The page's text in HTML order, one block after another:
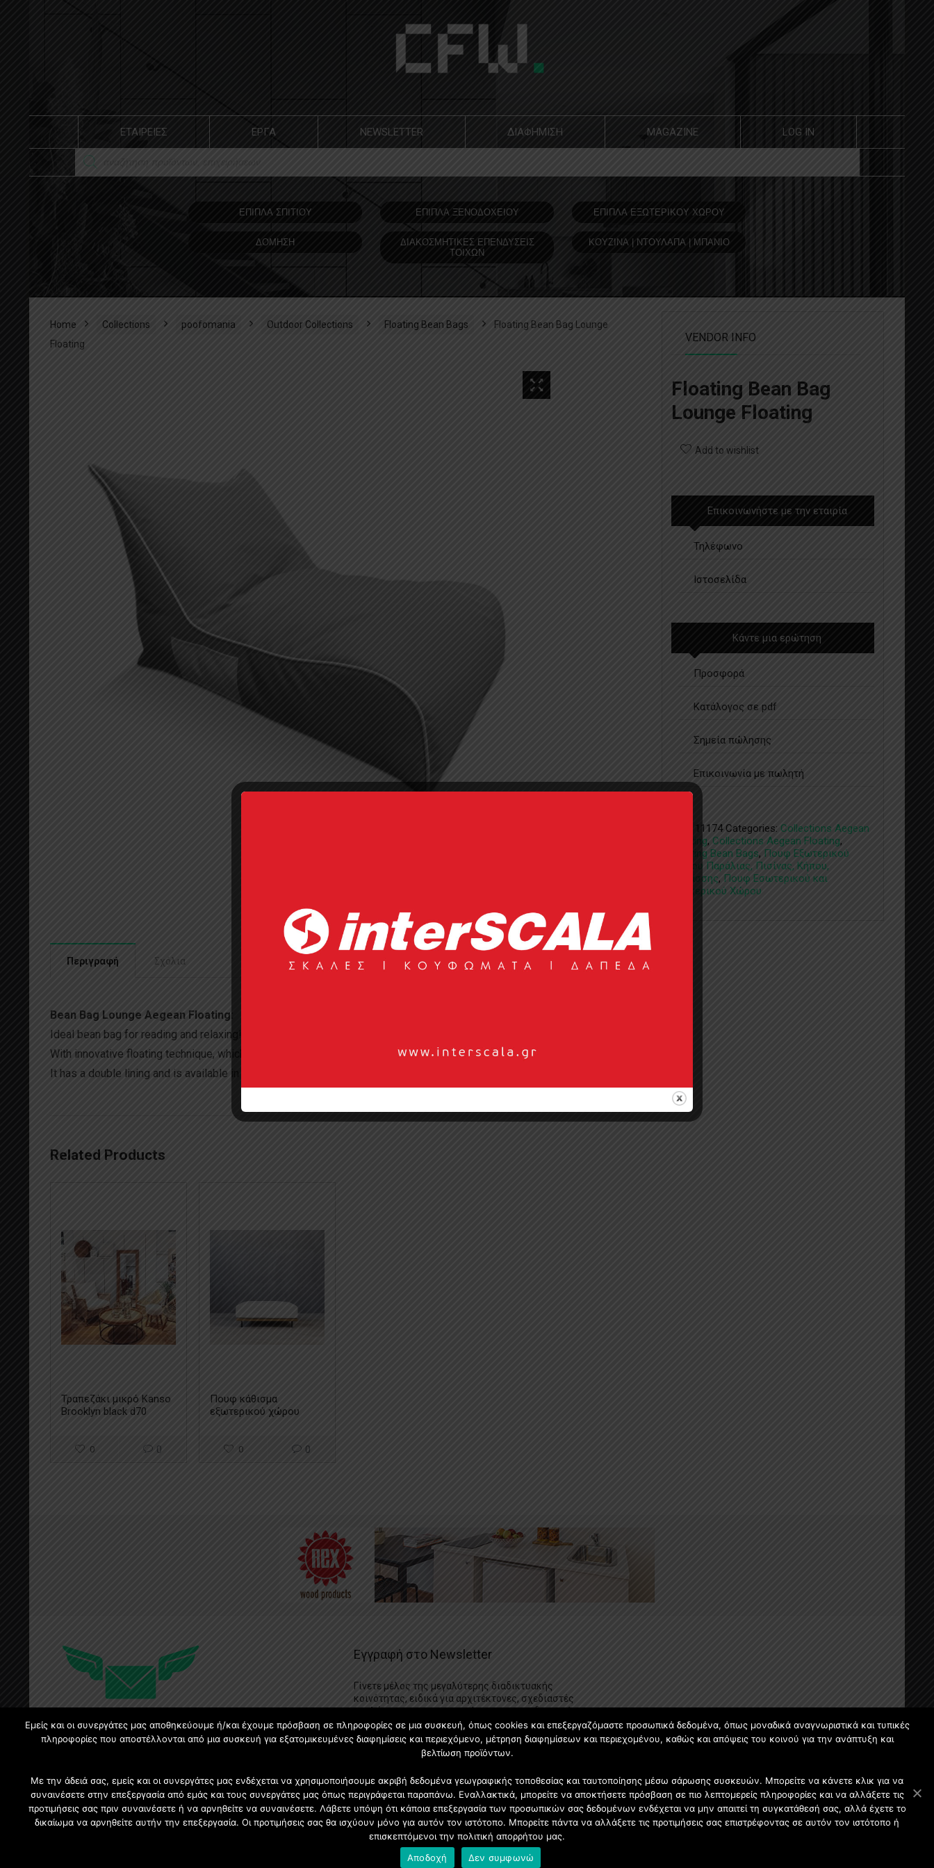
ΕΤΑΙΡΕΙΕΣ ΕΡΓΑ NEWSLETTER ΔΙΑΦΗΜΙΣΗ MAGAZINE LOG IN
ΕΠΙΠΛΑ ΣΠΙΤΙΟΥ ΕΠΙΠΛΑ ΞΕΝΟΔOΧΕΙΟΥ ΕΠΙΠΛΑ ΕΞΩΤΕΡΙΚΟΥ ΧΩΡΟΥ
ΔΟΜΗΣΗ
ΔΙΑΚΟΣΜΗΤΙΚΕΣ ΕΠΕΝΔΥΣΕΙΣ
ΤΟΙΧΩΝ
ΚΟΥΖΙΝΑ | ΝΤΟΥΛΑΠΑ | ΜΠΑΝΙΟ
Home Collections poofomania Outdoor Collections Floating Bean Bags
Floating Bean Bag Lounge
Floating
Περιγραφή Σχόλια
Bean Bag Lounge Aegean Floating:
Ideal bean bag for reading and relaxing! It has a pocket so you do not have to get up..
With innovative floating technique, which makes it ideal for endless hours of relaxation and sunbathing in the water!
It has a double lining and is available in a variety of colors.
Related Products
Τραπεζάκι μικρό Kanso
Brooklyn black d70
0 0
Πουφ κάθισμα
εξωτερικού χώρου
0 0
VENDOR INFO
Floating Bean Bag
Lounge Floating
Add to wishlist
Επικοινωνήστε με την εταιρία
Τηλέφωνο
Ιστοσελίδα
Κάντε μια ερώτηση
Προσφορά
Κατάλογος σε pdf
Σημεία πώλησης
Επικοινωνία με πωλητή
11174 Categories: Collections Aegean
Floating, Collections Aegean Floating,
Floating Bean Bags, Πουφ Εξωτερικού
Χώρου Παράλιας, Πισίνας, Κήπου,
Θαλάσσης, Πουφ Εσωτερικού και
Εξωτερικού Χώρου
Εγγραφή στο Newsletter
Γίνετε μέλος της μεγαλύτερης διαδικτυακής
κοινότητας, ειδικά για αρχιτέκτονες, σχεδιαστές
και λάτρεις της κατασκευής και του σχεδιασμού
επίπλων.
Διαφήμιση Επικοινωνία
Εμείς και οι συνεργάτες μας αποθηκεύουμε ή/και έχουμε πρόσβαση σε πληροφορίες σε μια συσκευή, όπως cookies και επεξεργαζόμαστε προσωπικά δεδομένα, όπως μοναδικά αναγνωριστικά και τυπικές
πληροφορίες που αποστέλλονται από μια συσκευή για εξατομικευμένες διαφημίσεις και περιεχόμενο, μέτρηση διαφημίσεων και περιεχομένου, καθώς και απόψεις του κοινού για την ανάπτυξη και
βελτίωση προϊόντων.
Με την άδειά σας, εμείς και οι συνεργάτες μας ενδέχεται να χρησιμοποιήσουμε ακριβή δεδομένα γεωγραφικής τοποθεσίας και ταυτοποίησης μέσω σάρωσης συσκευών. Μπορείτε να κάνετε κλικ για να
συναινέσετε στην επεξεργασία από εμάς και τους συνεργάτες μας όπως περιγράφεται παραπάνω. Εναλλακτικά, μπορείτε να αποκτήσετε πρόσβαση σε πιο λεπτομερείς πληροφορίες και να αλλάξετε τις
προτιμήσεις σας πριν συναινέσετε ή να αρνηθείτε να συναινέσετε. Λάβετε υπόψη ότι κάποια επεξεργασία των προσωπικών σας δεδομένων ενδέχεται να μην απαιτεί τη συγκατάθεσή σας, αλλά έχετε το
δικαίωμα να αρνηθείτε αυτήν την επεξεργασία. Οι προτιμήσεις σας θα ισχύουν μόνο για αυτόν τον ιστότοπο. Μπορείτε πάντα να αλλάξετε τις προτιμήσεις σας επιστρέφοντας σε αυτόν τον ιστότοπο ή
επισκεπτόμενοι την πολιτική απορρήτου μας.
Αποδοχή
Δεν συμφωνώ